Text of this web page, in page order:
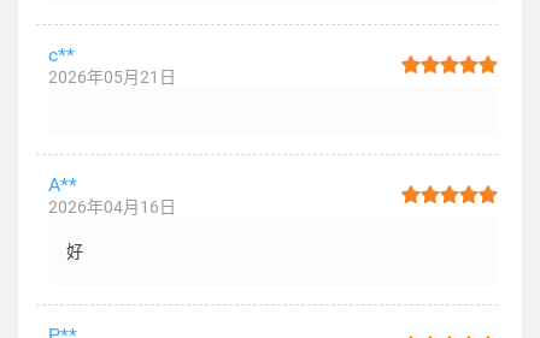
c**
2026年05月21日
A**
2026年04月16日
好